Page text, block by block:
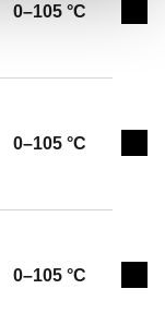
protoka: 9
0–105 °C
0–105 °C
0–105 °C